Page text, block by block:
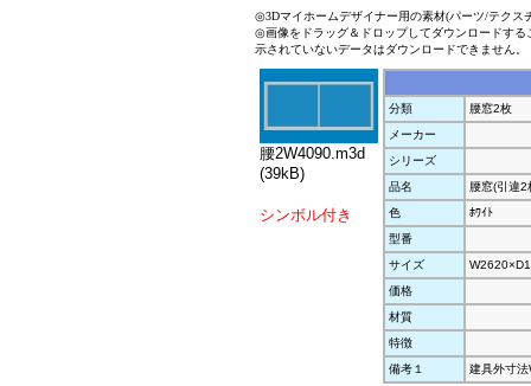
◎3Dマイホームデザイナー用の素材(パーツ/テクス
◎画像をドラッグ＆ドロップしてダウンロードす
示されていないデータはダウンロードできません。
腰2W4090.m3d
(39kB)
シンボル付き
分類
腰窓2枚
メーカー
シリーズ
品名
腰窓(引違2
色
ﾎﾜｲﾄ
型番
サイズ
価格
材質
特徴
備考１
建具外寸